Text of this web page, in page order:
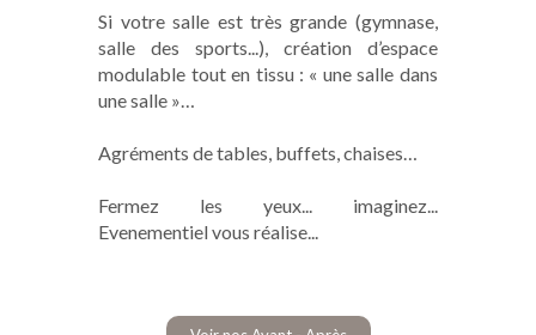
Si votre salle est très grande (gymnase,
salle des sports...), création d’espace
modulable tout en tissu : « une salle dans
une salle »…
Agréments de tables, buffets, chaises…
Fermez les yeux... imaginez...
Evenementiel vous réalise...